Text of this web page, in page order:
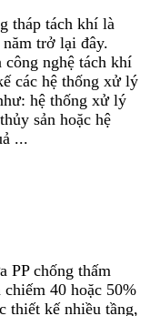
tháp tách khí là
trở lại đây.
công nghệ tách khí
các hệ thống xử lý
hệ thống xử lý
sản hoặc hệ
...
PP chống thấm
40 hoặc 50%
thiết kế nhiều tầng,